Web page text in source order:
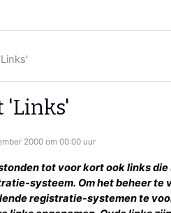
WK
'Links'
2000 om 00:00 uur
tot voor kort ook links
systeem. Om het beheer te
registratie-systemen te